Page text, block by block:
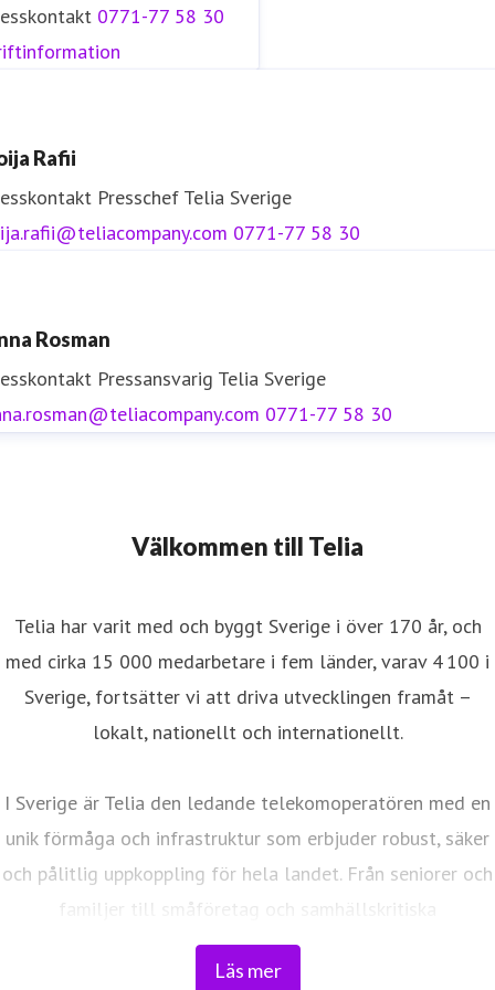
0771-77 58 30
Rafii
Presschef Telia Sverige
0771-77 58 30
Rosman
Pressansvarig Telia Sverige
0771-77 58 30
Välkommen till Telia
Läs mer
Telia har varit med och byggt Sverige i över 170 år, och
med cirka 15 000 medarbetare i fem länder, varav 4 100 i
Sverige, fortsätter vi att driva utvecklingen framåt –
lokalt, nationellt och internationellt.
I Sverige är Telia den ledande telekomoperatören med en
unik förmåga och infrastruktur som erbjuder robust, säker
och pålitlig uppkoppling för hela landet. Från seniorer och
familjer till småföretag och samhällskritiska
verksamheter. Vi möjliggör digitaliseringens kraft i
vardagen och är en del av Sveriges totalförsvar. Med